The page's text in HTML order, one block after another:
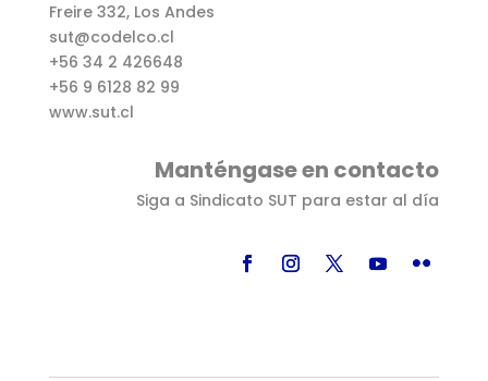
Freire 332, Los Andes
sut@codelco.cl
+56 34 2 426648
+56 9 6128 82 99
www.sut.cl
Manténgase en contacto
Siga a Sindicato SUT para estar al día